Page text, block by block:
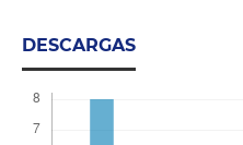
DESCARGAS